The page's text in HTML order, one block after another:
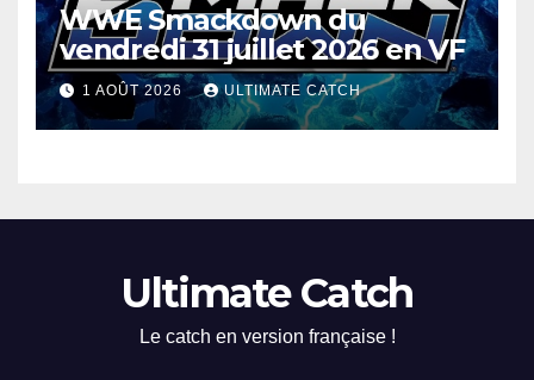
WWE Smackdown du
vendredi 31 juillet 2026 en VF
1 AOÛT 2026 ULTIMATE CATCH
Ultimate Catch
Le catch en version française !